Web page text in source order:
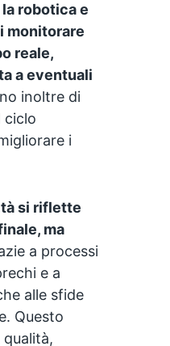
robotica e
monitorare
reale,
a eventuali
inoltre di
ciclo
i
si riflette
ma
a processi
e a
alle sfide
Questo